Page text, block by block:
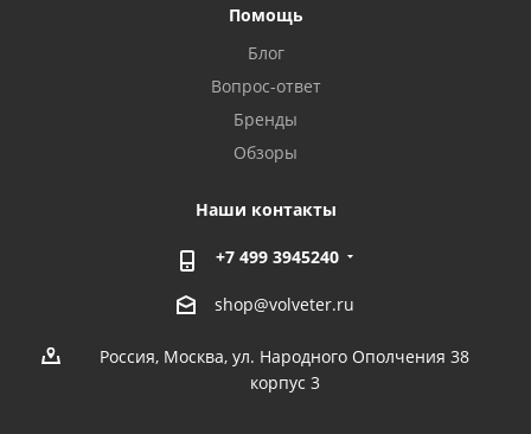
Помощь
Блог
Вопрос-ответ
Бренды
Обзоры
Наши контакты
+7 499 3945240
shop@volveter.ru
Россия, Москва, ул. Народного Ополчения 38
корпус 3